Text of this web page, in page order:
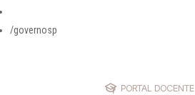
/governosp
PORTAL DOCENTE